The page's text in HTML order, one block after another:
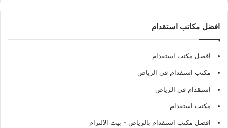
افضل مكاتب استقدام
افضل مكتب استقدام
مكتب استقدام في الرياض
استقدام في الرياض
مكتب استقدام
افضل مكتب استقدام بالرياض - بيت الالتزام